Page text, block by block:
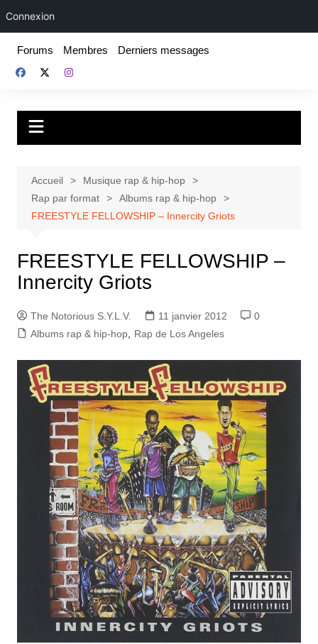
Connexion
contenu
Forums Membres Derniers messages
Fake For Real
Accueil
Musique rap & hip-hop
Rap par format
Albums rap & hip-hop
FREESTYLE FELLOWSHIP – Innercity Griots
FREESTYLE FELLOWSHIP –
Innercity Griots
The Notorious S.Y.L.V. 11 janvier 2012
0
Albums rap & hip-hop, Rap de Los Angeles